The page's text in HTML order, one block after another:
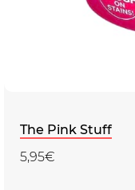
The Pink Stuff
5,95€